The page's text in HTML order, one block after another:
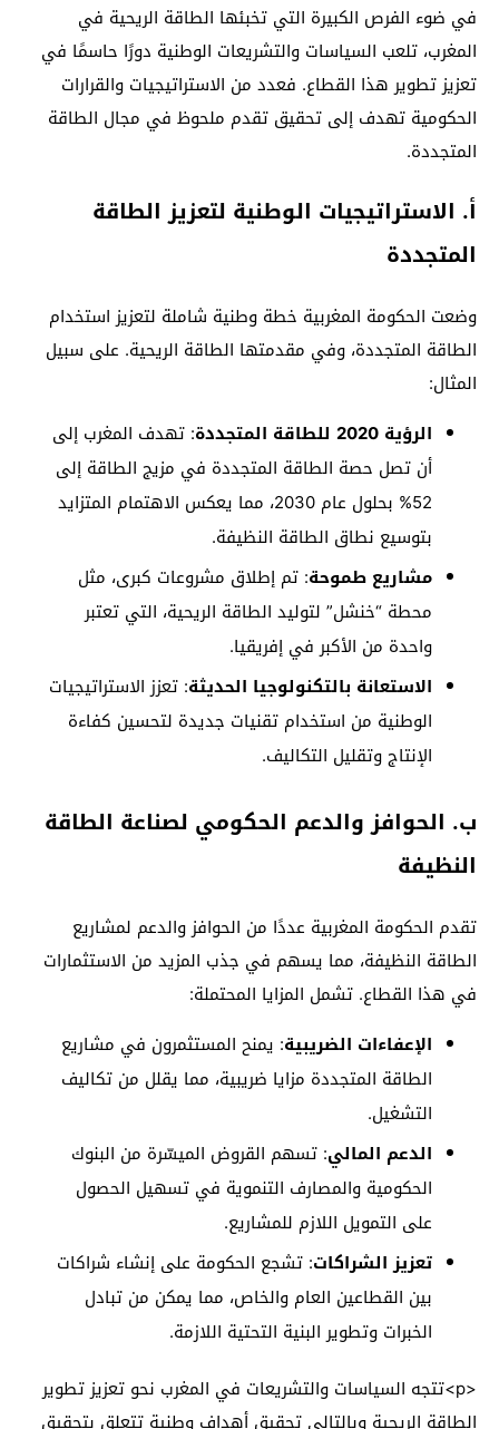
في ضوء الفرص الكبيرة التي تخبئها الطاقة الريحية في
المغرب، تلعب السياسات والتشريعات الوطنية دورًا حاسمًا في
تعزيز تطوير هذا القطاع. فعدد من الاستراتيجيات والقرارات
الحكومية تهدف إلى تحقيق تقدم ملحوظ في مجال الطاقة
المتجددة.
أ. الاستراتيجيات الوطنية لتعزيز الطاقة
المتجددة
وضعت الحكومة المغربية خطة وطنية شاملة لتعزيز استخدام
الطاقة المتجددة، وفي مقدمتها الطاقة الريحية. على سبيل
المثال:
الرؤية 2020 للطاقة المتجددة
: تهدف المغرب إلى
أن تصل حصة الطاقة المتجددة في مزيج الطاقة إلى
52% بحلول عام 2030، مما يعكس الاهتمام المتزايد
بتوسيع نطاق الطاقة النظيفة.
مشاريع طموحة: تم إطلاق مشروعات كبرى، مثل
محطة “خنشل” لتوليد الطاقة الريحية، التي تعتبر
واحدة من الأكبر في إفريقيا.
الاستعانة بالتكنولوجيا الحديثة: تعزز الاستراتيجيات
الوطنية من استخدام تقنيات جديدة لتحسين كفاءة
الإنتاج وتقليل التكاليف.
ب. الحوافز والدعم الحكومي لصناعة الطاقة
النظيفة
تقدم الحكومة المغربية عددًا من الحوافز والدعم لمشاريع
الطاقة النظيفة، مما يسهم في جذب المزيد من الاستثمارات
في هذا القطاع. تشمل المزايا المحتملة:
الإعفاءات الضريبية: يمنح المستثمرون في مشاريع
الطاقة المتجددة مزايا ضريبية، مما يقلل من تكاليف
التشغيل.
الدعم المالي: تسهم القروض الميسّرة من البنوك
الحكومية والمصارف التنموية في تسهيل الحصول
على التمويل اللازم للمشاريع.
تعزيز الشراكات: تشجع الحكومة على إنشاء شراكات
بين القطاعين العام والخاص، مما يمكن من تبادل
الخبرات وتطوير البنية التحتية اللازمة.
<p>تتجه السياسات والتشريعات في المغرب نحو تعزيز تطوير
الطاقة الريحية وبالتالي تحقيق أهداف وطنية تتعلق بتحقيق